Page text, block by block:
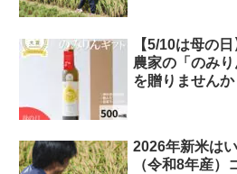
【5/10は母の
農家の「のみり
を贈りませんか
2026年新米は
（令和8年産）